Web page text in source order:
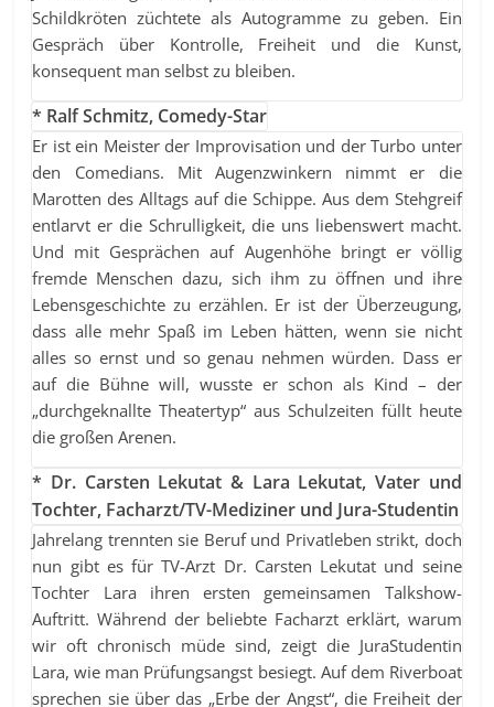
Schildkröten züchtete als Autogramme zu geben. Ein
Gespräch über Kontrolle, Freiheit und die Kunst,
konsequent man selbst zu bleiben.
* Ralf Schmitz, Comedy-Star
Er ist ein Meister der Improvisation und der Turbo unter
den Comedians. Mit Augenzwinkern nimmt er die
Marotten des Alltags auf die Schippe. Aus dem Stehgreif
entlarvt er die Schrulligkeit, die uns liebenswert macht.
Und mit Gesprächen auf Augenhöhe bringt er völlig
fremde Menschen dazu, sich ihm zu öffnen und ihre
Lebensgeschichte zu erzählen. Er ist der Überzeugung,
dass alle mehr Spaß im Leben hätten, wenn sie nicht
alles so ernst und so genau nehmen würden. Dass er
auf die Bühne will, wusste er schon als Kind – der
„durchgeknallte Theatertyp“ aus Schulzeiten füllt heute
die großen Arenen.
* Dr. Carsten Lekutat & Lara Lekutat, Vater und
Tochter, Facharzt/TV-Mediziner und Jura-Studentin
Jahrelang trennten sie Beruf und Privatleben strikt, doch
nun gibt es für TV-Arzt Dr. Carsten Lekutat und seine
Tochter Lara ihren ersten gemeinsamen Talkshow-
Auftritt. Während der beliebte Facharzt erklärt, warum
wir oft chronisch müde sind, zeigt die JuraStudentin
Lara, wie man Prüfungsangst besiegt. Auf dem Riverboat
sprechen sie über das „Erbe der Angst“, die Freiheit der